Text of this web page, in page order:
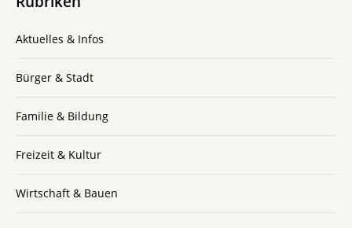
Aktuelles & Infos
Bürger & Stadt
Familie & Bildung
Freizeit & Kultur
Wirtschaft & Bauen